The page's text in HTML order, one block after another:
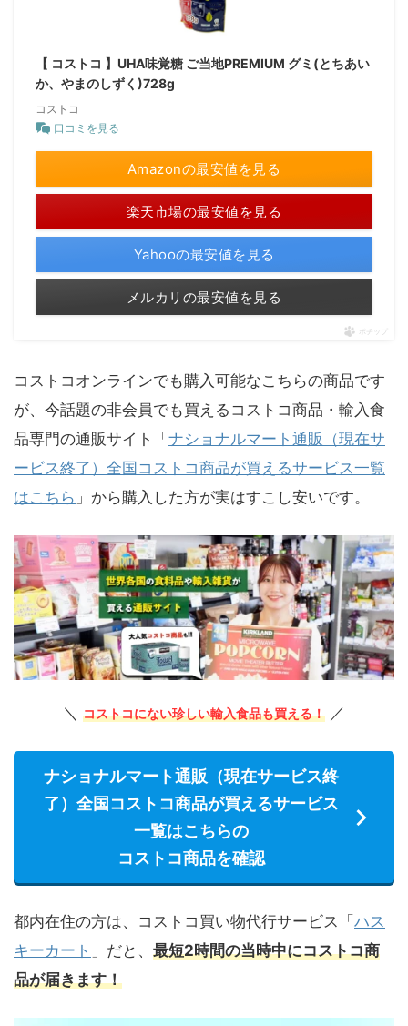
【 コストコ 】UHA味覚糖 ご当地PREMIUM グミ(とちあい
か、やまのしずく)728g
コストコ
口コミを見る
Amazonの最安値を見る
楽天市場の最安値を見る
Yahooの最安値を見る
メルカリの最安値を見る
ポチップ
コストコオンラインでも購入可能なこちらの商品です
が、今話題の非会員でも買えるコストコ商品・輸入食
品専門の通販サイト「ナショナルマート通販（現在サ
ービス終了）全国コストコ商品が買えるサービス一覧
はこちら 」から購入した方が実はすこし安いです。
＼ コストコにない珍しい輸入食品も買える！ ／
ナショナルマート通販（現在サービス終
了）全国コストコ商品が買えるサービス
一覧はこちらの
コストコ商品を確認
都内在住の方は、コストコ買い物代行サービス「 ハス
キーカート 」だと、 最短2時間の当時中にコストコ商
品が届きます！